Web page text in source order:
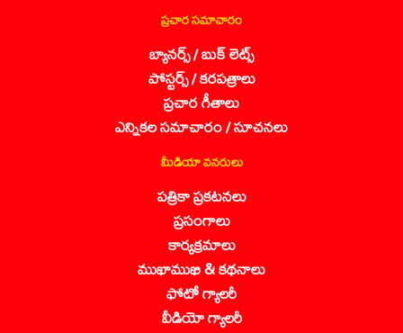
ప్రచార సమాచారం
బ్యానర్స్ / బుక్ లెట్స్
పోస్టర్స్ / కరపత్రాలు
ప్రచార గీతాలు
ఎన్నికల సమాచారం / సూచనలు
మీడియా వనరులు
పత్రికా ప్రకటనలు
ప్రసంగాలు
కార్యక్రమాలు
ముఖాముఖి & కథనాలు
ఫోటో గ్యాలరీ
వీడియో గ్యాలరీ